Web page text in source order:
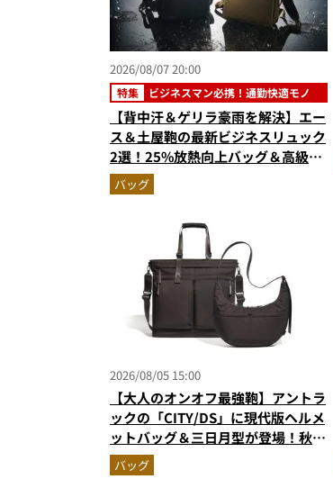
2026/08/07 20:00
特集 ビジネスマン必携！通勤快適モノ
【背中汗＆ゲリラ豪雨を解決】エー
ス＆土屋鞄の最新ビジネスリュック
2選！25%放熱向上バッグ＆高級防
水レザーの全貌
バッグ
2026/08/05 15:00
【大人のオンオフ最強鞄】アントラ
ックの「CITY/DS」に現代版ヘルメ
ットバッグ＆三日月型が登場！秋服
に絶対合う新色モールブラウンが傑
作
バッグ